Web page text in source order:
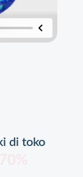
di toko